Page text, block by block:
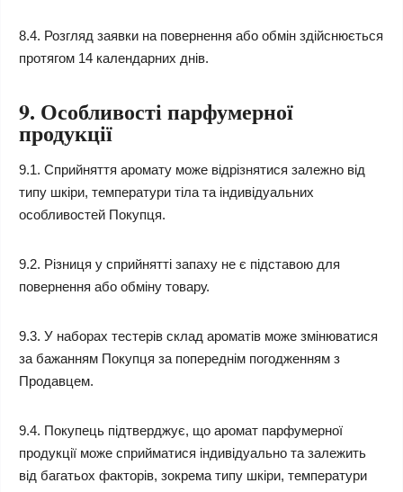
8.4. Розгляд заявки на повернення або обмін здійснюється
протягом 14 календарних днів.
9. Особливості парфумерної
продукції
9.1. Сприйняття аромату може відрізнятися залежно від
типу шкіри, температури тіла та індивідуальних
особливостей Покупця.
9.2. Різниця у сприйнятті запаху не є підставою для
повернення або обміну товару.
9.3. У наборах тестерів склад ароматів може змінюватися
за бажанням Покупця за попереднім погодженням з
Продавцем.
9.4. Покупець підтверджує, що аромат парфумерної
продукції може сприйматися індивідуально та залежить
від багатьох факторів, зокрема типу шкіри, температури